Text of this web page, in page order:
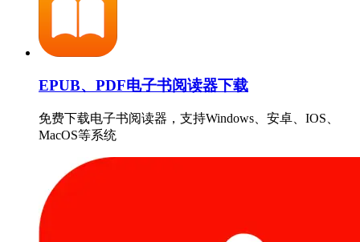
EPUB、PDF电子书阅读器下载
免费下载电子书阅读器，支持Windows、安卓、IOS、
MacOS等系统